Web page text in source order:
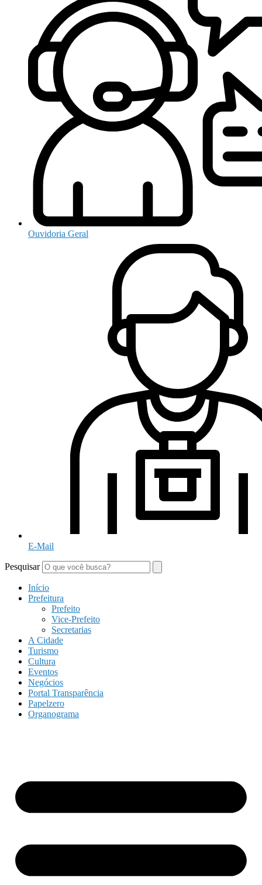
Ouvidoria Geral
E-Mail
Pesquisar
Início
Prefeitura
Prefeito
Vice-Prefeito
Secretarias
A Cidade
Turismo
Cultura
Eventos
Negócios
Portal Transparência
Papelzero
Organograma